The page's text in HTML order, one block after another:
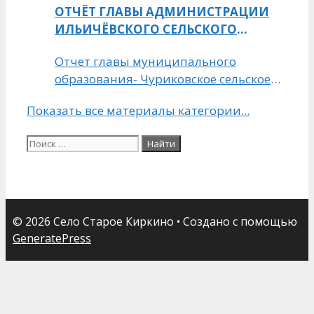
на 2020 г.
Волшута
ОТЧЁТ ГЛАВЫ АДМИНИСТРАЦИИ
ИЛЬИЧЁВСКОГО СЕЛЬСКОГО
Отчет главы муниципального
образования- Чуриковское сельское
муниципального района о своей
деятельности и деятельности
администрации за 2016 год и задачах
Показать все материалы категории...
Поиск:
© 2026 Село Старое Киркино • Создано с помощью
GeneratePress